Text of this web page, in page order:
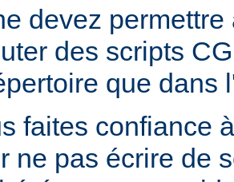
devez
des scripts
que dans
faites confiance
ne pas écrire de